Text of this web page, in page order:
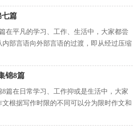
七篇
在平凡的学习、工作、生活中，大家都尝
部言语向外部言语的过渡，即从经过压缩
言，向开展的、具有规范语...
锦8篇
篇在日常学习、工作抑或是生活中，大家
根据写作时限的不同可以分为限时作文和
筹莫展吗？下面是小编精...